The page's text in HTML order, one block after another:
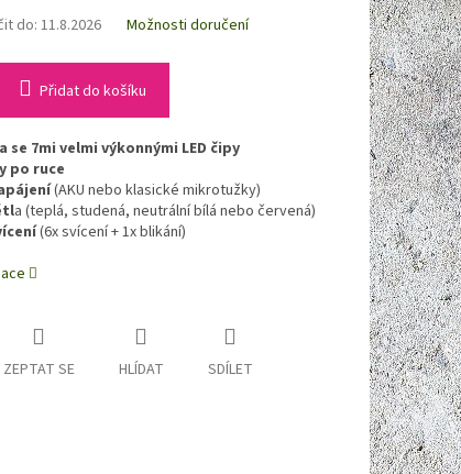
do: 11.8.2026 Možnosti doručení
Přidat do košíku
se 7mi velmi výkonnými LED čipy
po ruce
(AKU nebo klasické mikrotužky)
a (teplá, studená, neutrální bílá nebo červená)
(6x svícení + 1x blikání)
ZEPTAT SE HLÍDAT SDÍLET